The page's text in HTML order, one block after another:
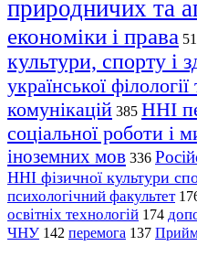
природничих та
економіки і права
культури, спорту і
української
комунікацій 385 ННІ
соціальної роботи і
іноземних мов 336
ННІ фізичної культури
психологічний факультет
освітніх технологій 174
ЧНУ 142 перемога 137